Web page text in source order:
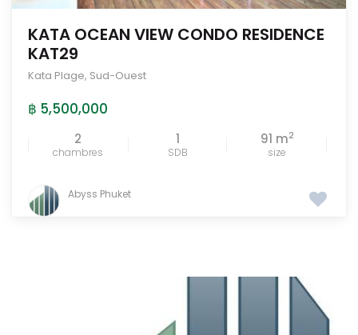
KATA OCEAN VIEW CONDO RESIDENCE
KAT29
Kata Plage, Sud-Ouest
฿ 5,500,000
2
chambres
1
SDB
91 m2
size
Abyss Phuket